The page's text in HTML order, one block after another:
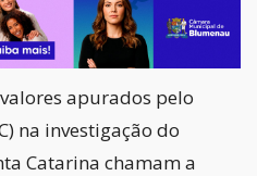
apurados pelo
na investigação do
Catarina chamam a